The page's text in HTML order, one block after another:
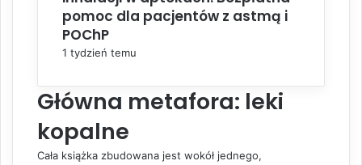
pomoc dla pacjentów z astmą i
POChP
1 tydzień temu
Główna metafora: leki
kopalne
Cała książka zbudowana jest wokół jednego,